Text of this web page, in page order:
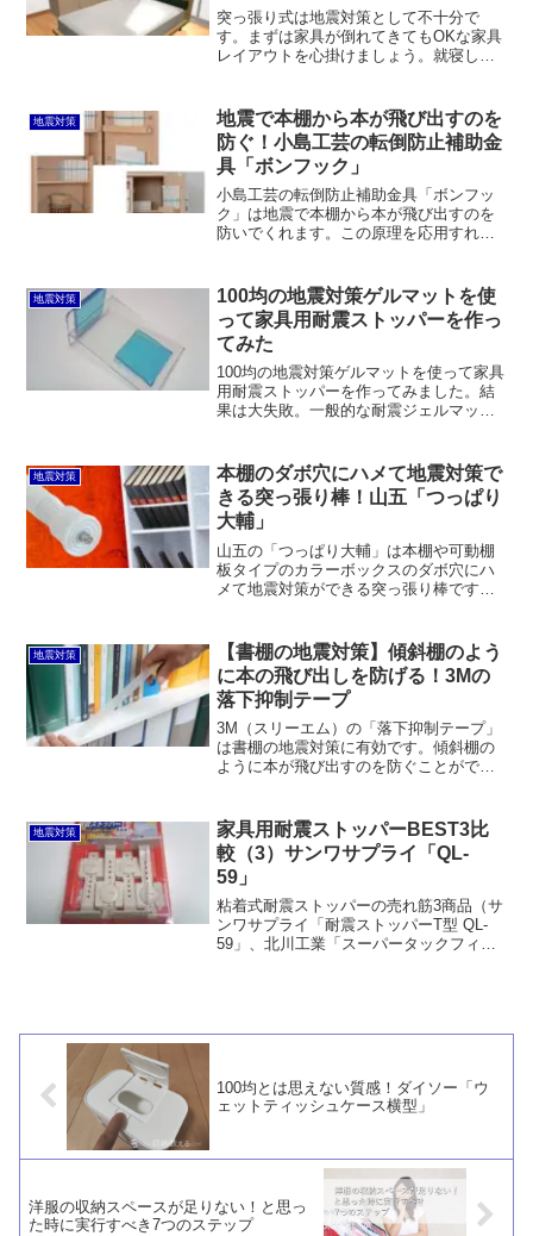
突っ張り式は地震対策として不十分で
す。まずは家具が倒れてきてもOKな家具
レイアウトを心掛けましょう。就寝して
いものです。重いモノは下のほうに収納
して重心を下げるのも効果的です。
地震対策
地震で本棚から本が飛び出すのを
防ぐ！小島工芸の転倒防止補助金
具「ボンフック」
小島工芸の転倒防止補助金具「ボンフッ
ク」は地震で本棚から本が飛び出すのを
防いでくれます。この原理を応用すれば
も可能です。
地震対策
100均の地震対策ゲルマットを使
って家具用耐震ストッパーを作っ
てみた
100均の地震対策ゲルマットを使って家具
用耐震ストッパーを作ってみました。結
果は大失敗。一般的な耐震ジェルマット
トのゲルとはまったく別物のようです。
地震対策
本棚のダボ穴にハメて地震対策で
きる突っ張り棒！山五「つっぱり
大輔」
山五の「つっぱり大輔」は本棚や可動棚
板タイプのカラーボックスのダボ穴にハ
メて地震対策ができる突っ張り棒です。2
いでしょう。100均に比べるとちょっと割
高です。
地震対策
【書棚の地震対策】傾斜棚のよう
に本の飛び出しを防げる！3Mの
落下抑制テープ
3M（スリーエム）の「落下抑制テープ」
は書棚の地震対策に有効です。傾斜棚の
ように本が飛び出すのを防ぐことができ
っと高いです。
地震対策
家具用耐震ストッパーBEST3比
較（3）サンワサプライ「QL-
59」
粘着式耐震ストッパーの売れ筋3商品（サ
ンワサプライ「耐震ストッパーT型 QL-
59」、北川工業「スーパータックフィッ
100均とは思えない質感！ダイソー「ウ
ェットティッシュケース横型」
洋服の収納スペースが足りない！と思っ
た時に実行すべき7つのステップ